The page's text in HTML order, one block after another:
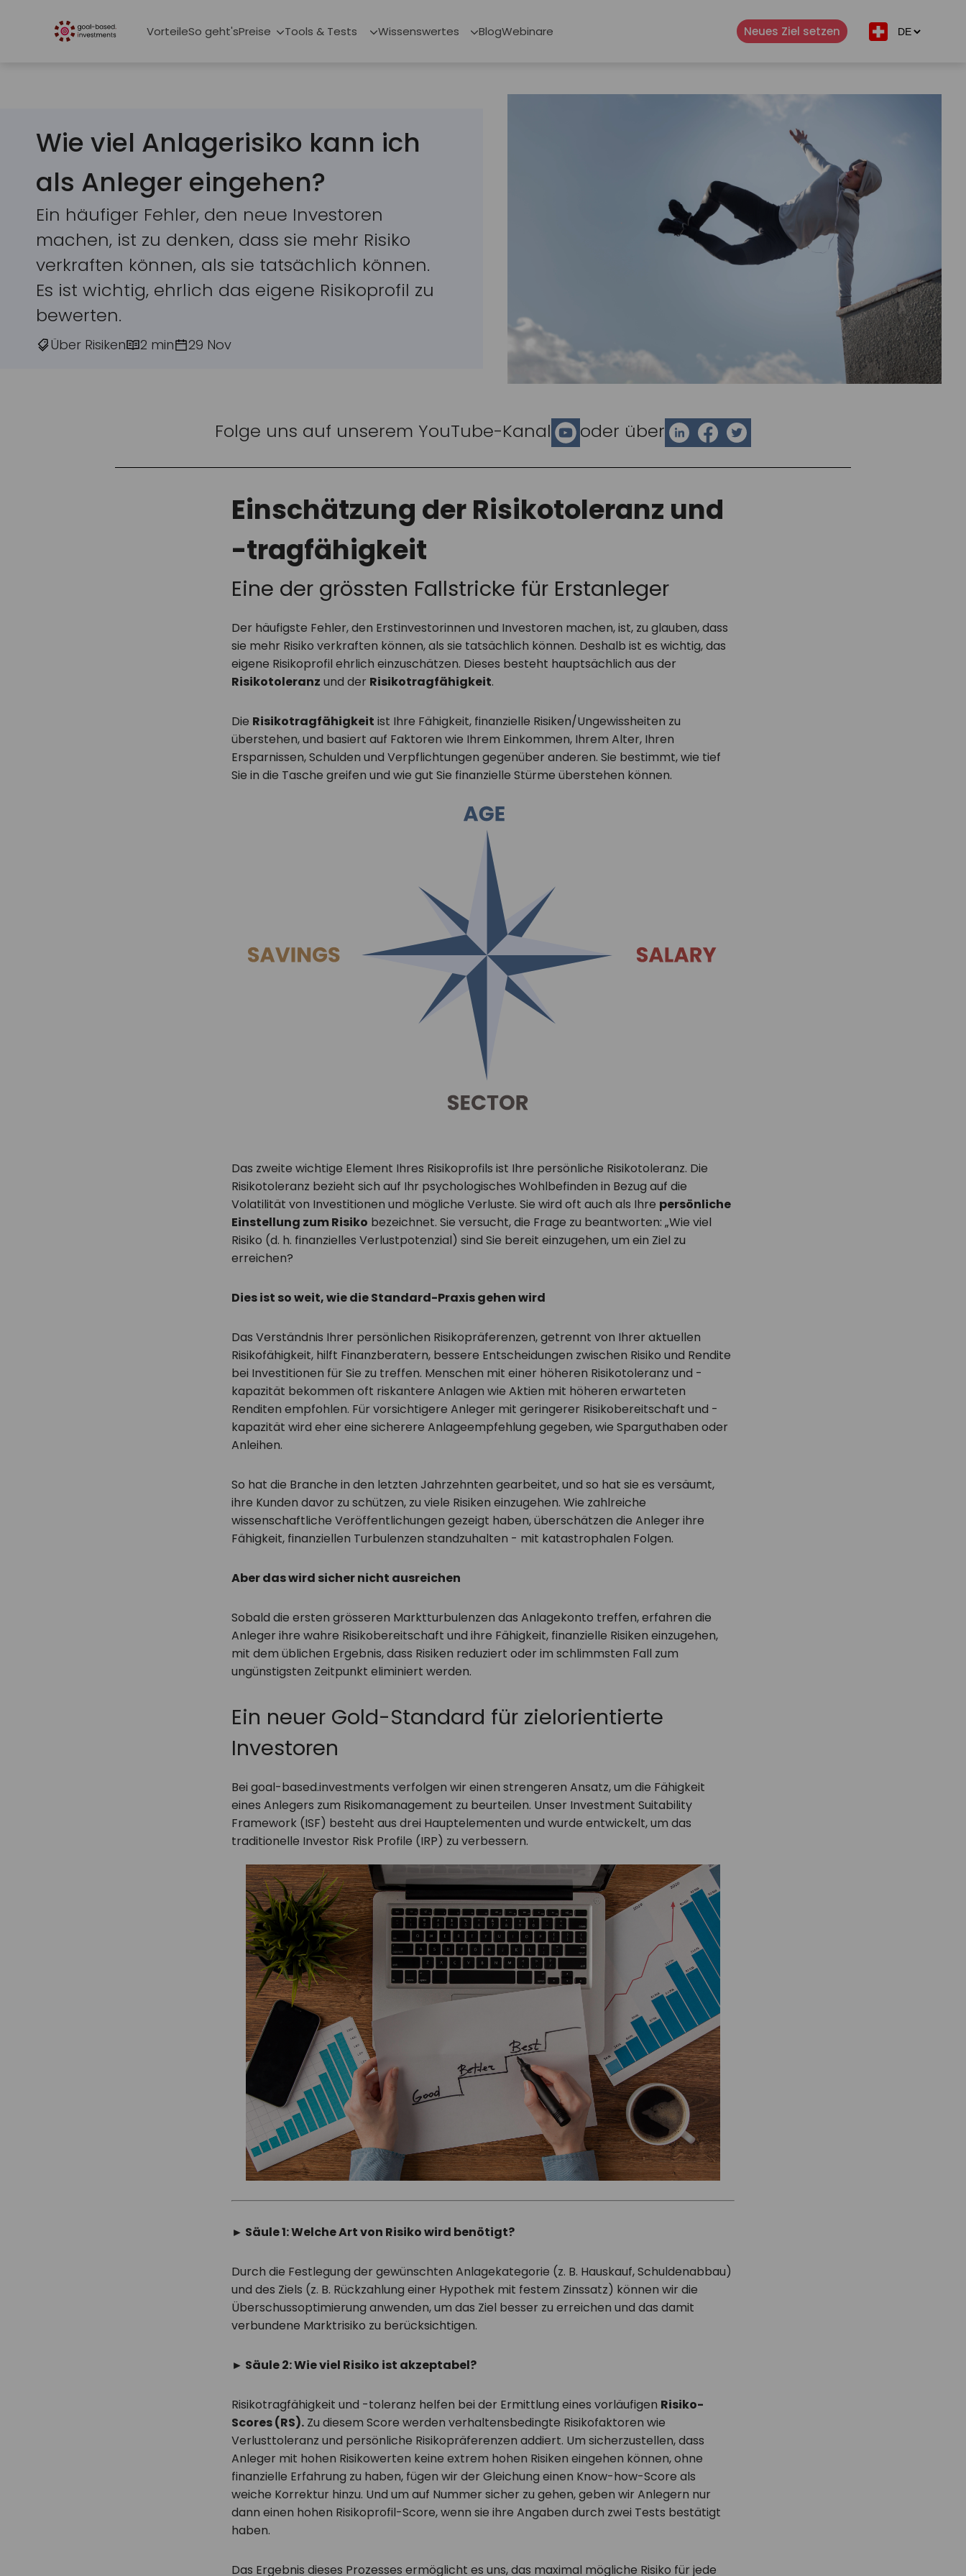
VorteileSo geht'sPreise Tools & Tests Wissenswertes BlogWebinare Neues Ziel setzen
Wie viel Anlagerisiko kann ich
als Anleger eingehen?
Ein häufiger Fehler, den neue Investoren
machen, ist zu denken, dass sie mehr Risiko
verkraften können, als sie tatsächlich können.
Es ist wichtig, ehrlich das eigene Risikoprofil zu
bewerten.
Über Risiken 2 min 29 Nov
Folge uns auf unserem YouTube-Kanal oder über
Einschätzung der Risikotoleranz und
-tragfähigkeit
Eine der grössten Fallstricke für Erstanleger
Der häufigste Fehler, den Erstinvestorinnen und Investoren machen, ist, zu glauben, dass
sie mehr Risiko verkraften können, als sie tatsächlich können. Deshalb ist es wichtig, das
eigene Risikoprofil ehrlich einzuschätzen. Dieses besteht hauptsächlich aus der
Risikotoleranz und der Risikotragfähigkeit.
Die Risikotragfähigkeit ist Ihre Fähigkeit, finanzielle Risiken/Ungewissheiten zu
überstehen, und basiert auf Faktoren wie Ihrem Einkommen, Ihrem Alter, Ihren
Ersparnissen, Schulden und Verpflichtungen gegenüber anderen. Sie bestimmt, wie tief
Sie in die Tasche greifen und wie gut Sie finanzielle Stürme überstehen können.
Das zweite wichtige Element Ihres Risikoprofils ist Ihre persönliche Risikotoleranz. Die
Risikotoleranz bezieht sich auf Ihr psychologisches Wohlbefinden in Bezug auf die
Volatilität von Investitionen und mögliche Verluste. Sie wird oft auch als Ihre persönliche
Einstellung zum Risiko bezeichnet. Sie versucht, die Frage zu beantworten: „Wie viel
Risiko (d. h. finanzielles Verlustpotenzial) sind Sie bereit einzugehen, um ein Ziel zu
erreichen?
Dies ist so weit, wie die Standard-Praxis gehen wird
Das Verständnis Ihrer persönlichen Risikopräferenzen, getrennt von Ihrer aktuellen
Risikofähigkeit, hilft Finanzberatern, bessere Entscheidungen zwischen Risiko und Rendite
bei Investitionen für Sie zu treffen. Menschen mit einer höheren Risikotoleranz und -
kapazität bekommen oft riskantere Anlagen wie Aktien mit höheren erwarteten
Renditen empfohlen. Für vorsichtigere Anleger mit geringerer Risikobereitschaft und -
kapazität wird eher eine sicherere Anlageempfehlung gegeben, wie Sparguthaben oder
Anleihen.
So hat die Branche in den letzten Jahrzehnten gearbeitet, und so hat sie es versäumt,
ihre Kunden davor zu schützen, zu viele Risiken einzugehen. Wie zahlreiche
wissenschaftliche Veröffentlichungen gezeigt haben, überschätzen die Anleger ihre
Fähigkeit, finanziellen Turbulenzen standzuhalten - mit katastrophalen Folgen.
Aber das wird sicher nicht ausreichen
Sobald die ersten grösseren Marktturbulenzen das Anlagekonto treffen, erfahren die
Anleger ihre wahre Risikobereitschaft und ihre Fähigkeit, finanzielle Risiken einzugehen,
mit dem üblichen Ergebnis, dass Risiken reduziert oder im schlimmsten Fall zum
ungünstigsten Zeitpunkt eliminiert werden.
Ein neuer Gold-Standard für zielorientierte
Investoren
Bei goal-based.investments verfolgen wir einen strengeren Ansatz, um die Fähigkeit
eines Anlegers zum Risikomanagement zu beurteilen. Unser Investment Suitability
Framework (ISF) besteht aus drei Hauptelementen und wurde entwickelt, um das
traditionelle Investor Risk Profile (IRP) zu verbessern.
► Säule 1: Welche Art von Risiko wird benötigt?
Durch die Festlegung der gewünschten Anlagekategorie (z. B. Hauskauf, Schuldenabbau)
und des Ziels (z. B. Rückzahlung einer Hypothek mit festem Zinssatz) können wir die
Überschussoptimierung anwenden, um das Ziel besser zu erreichen und das damit
verbundene Marktrisiko zu berücksichtigen.
► Säule 2: Wie viel Risiko ist akzeptabel?
Risikotragfähigkeit und -toleranz helfen bei der Ermittlung eines vorläufigen Risiko-
Scores (RS). Zu diesem Score werden verhaltensbedingte Risikofaktoren wie
Verlusttoleranz und persönliche Risikopräferenzen addiert. Um sicherzustellen, dass
Anleger mit hohen Risikowerten keine extrem hohen Risiken eingehen können, ohne
finanzielle Erfahrung zu haben, fügen wir der Gleichung einen Know-how-Score als
weiche Korrektur hinzu. Und um auf Nummer sicher zu gehen, geben wir Anlegern nur
dann einen hohen Risikoprofil-Score, wenn sie ihre Angaben durch zwei Tests bestätigt
haben.
Das Ergebnis dieses Prozesses ermöglicht es uns, das maximal mögliche Risiko für jede